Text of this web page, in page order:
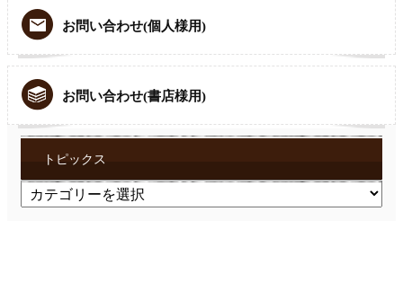
お問い合わせ(個人様用)
お問い合わせ(書店様用)
トピックス
ト